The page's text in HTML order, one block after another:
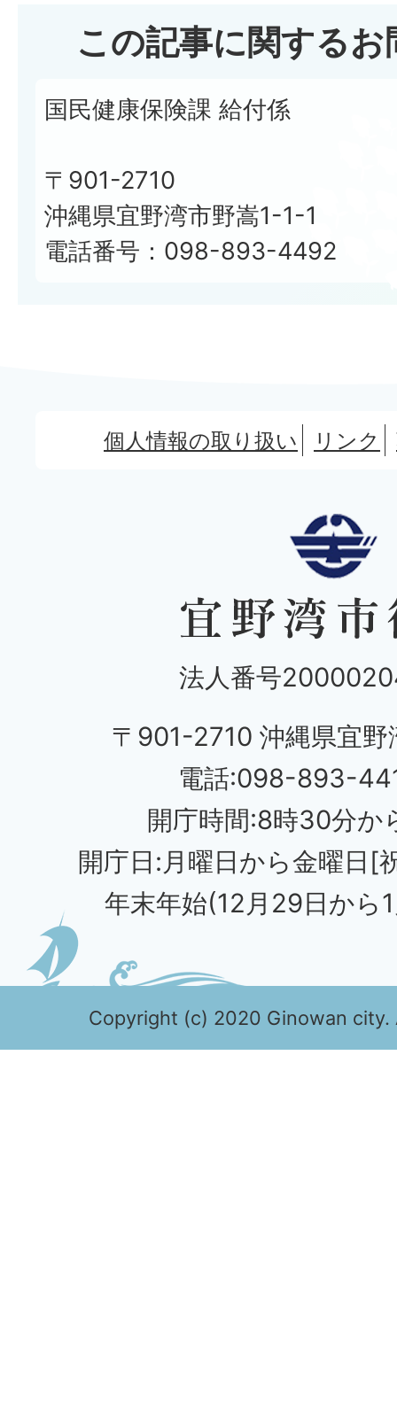
この記事に関する
国民健康保険課 給付係
〒901-2710
沖縄県宜野湾市野嵩1-1-1
電話番号：098-893-4492
個人情報の取り扱い リンク
法人番号
〒901-2710 沖縄県宜野
電話:098-893-
開庁時間:8時30分か
開庁日:月曜日から金曜日[
年末年始(12月29日から
Copyright (c) 2020 Ginowan city.